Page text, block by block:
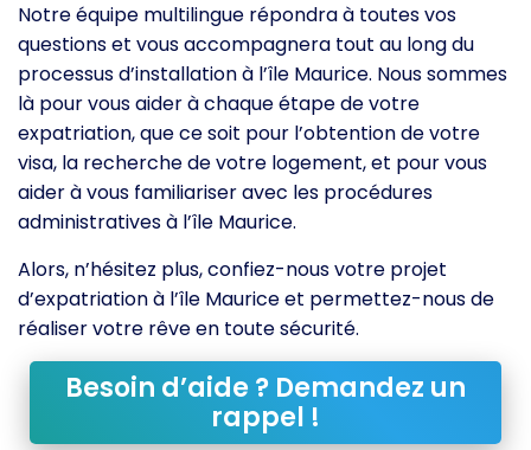
Notre équipe multilingue répondra à toutes vos
questions et vous accompagnera tout au long du
processus d’installation à l’île Maurice. Nous sommes
là pour vous aider à chaque étape de votre
expatriation, que ce soit pour l’obtention de votre
visa, la recherche de votre logement, et pour vous
aider à vous familiariser avec les procédures
administratives à l’île Maurice.
Alors, n’hésitez plus, confiez-nous votre projet
d’expatriation à l’île Maurice et permettez-nous de
réaliser votre rêve en toute sécurité.
Besoin d’aide ? Demandez un
rappel !